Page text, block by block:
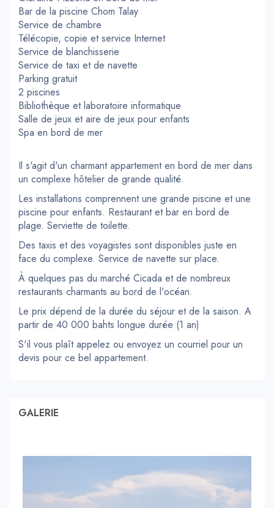
Bar de la piscine Chom Talay
Service de chambre
Télécopie, copie et service Internet
Service de blanchisserie
Service de taxi et de navette
Parking gratuit
2 piscines
Bibliothèque et laboratoire informatique
Salle de jeux et aire de jeux pour enfants
Spa en bord de mer
Il s'agit d'un charmant appartement en bord de mer dans
un complexe hôtelier de grande qualité.
Les installations comprennent une grande piscine et une
piscine pour enfants. Restaurant et bar en bord de
plage. Serviette de toilette.
Des taxis et des voyagistes sont disponibles juste en
face du complexe. Service de navette sur place.
À quelques pas du marché Cicada et de nombreux
restaurants charmants au bord de l'océan.
Le prix dépend de la durée du séjour et de la saison. A
partir de 40 000 bahts longue durée (1 an)
S'il vous plaît appelez ou envoyez un courriel pour un
devis pour ce bel appartement.
GALERIE